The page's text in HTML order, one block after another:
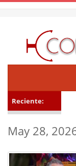
Reciente:
May 28,